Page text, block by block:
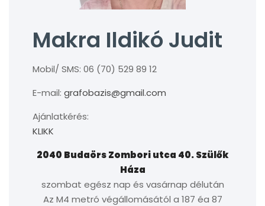
Makra Ildikó Judit
Mobil/ SMS: 06 (70) 529 89 12
E-mail: grafobazis@gmail.com
Ajánlatkérés:
KLIKK
2040 Budaörs Zombori utca 40. Szülők
Háza
szombat egész nap és vasárnap délután
Az M4 metró végállomásától a 187 éa 87